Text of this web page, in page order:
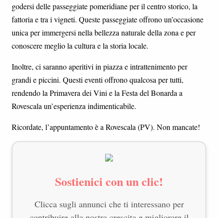
godersi delle passeggiate pomeridiane per il centro storico, la
fattoria e tra i vigneti. Queste passeggiate offrono un’occasione
unica per immergersi nella bellezza naturale della zona e per
conoscere meglio la cultura e la storia locale.
Inoltre, ci saranno aperitivi in piazza e intrattenimento per
grandi e piccini. Questi eventi offrono qualcosa per tutti,
rendendo la Primavera dei Vini e la Festa del Bonarda a
Rovescala un’esperienza indimenticabile.
Ricordate, l’appuntamento è a Rovescala (PV). Non mancate!
Sostienici con un clic!
Clicca sugli annunci che ti interessano per